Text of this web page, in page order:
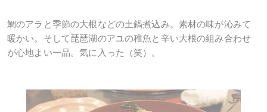
鯛のアラと季節の大根などの土鍋煮込み。素材の味が沁みて
暖かい。そして琵琶湖のアユの稚魚と辛い大根の組み合わせ
が心地よい一品。気に入った（笑）。